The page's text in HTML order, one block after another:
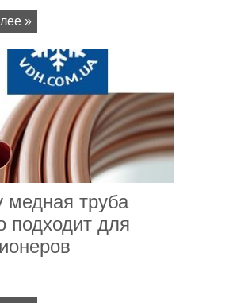
»
медная труба
подходит для